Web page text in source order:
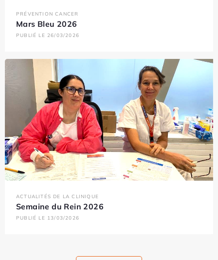
PRÉVENTION CANCER
Mars Bleu 2026
PUBLIÉ LE 26/03/2026
ACTUALITÉS DE LA CLINIQUE
Semaine du Rein 2026
PUBLIÉ LE 13/03/2026